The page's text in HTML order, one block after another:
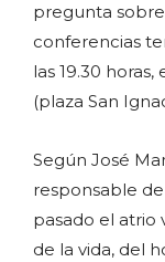
pregunta
conferencias
las 19.30
(plaza San
Según José
responsable
pasado el atrio
de la vida, del